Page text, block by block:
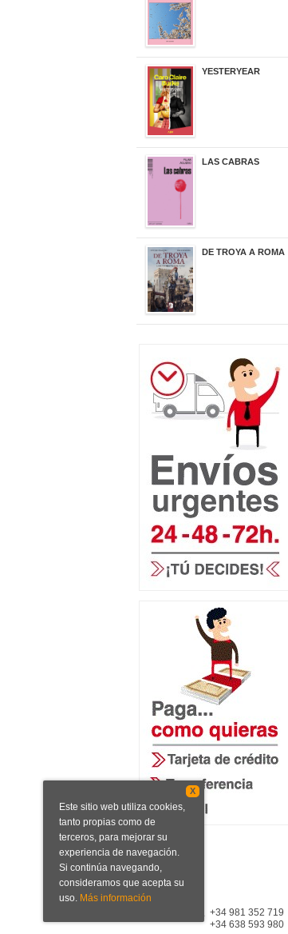
YESTERYEAR
LAS CABRAS
DE TROYA A ROMA
+34 981 352 719
+34 638 593 980
X
Este sitio web utiliza cookies,
tanto propias como de
terceros, para mejorar su
experiencia de navegación.
Si continúa navegando,
consideramos que acepta su
uso. Más información